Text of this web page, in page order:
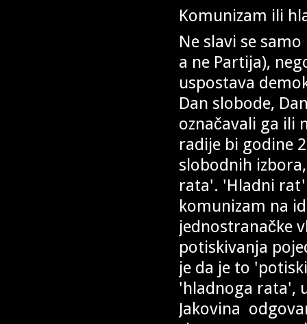
Komunizam ili
Ne slavi se
a ne Partija),
uspostava
Dan slobode,
označavali ga ili
radije bi godine
slobodnih
rata'. 'Hladni rat'
komunizam na
jednostranačke
potiskivanja
je da je to
'hladnoga rata',
Jakovina